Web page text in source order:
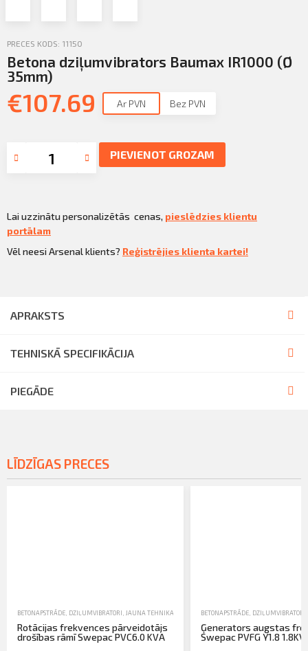
Iziet
PIETEIKTIES
PRECES KODS: 11150
Betona dziļumvibrators Baumax IR1000 (Ø
35mm)
€107.69 Ar PVN Bez PVN
PIEVIENOT GROZAM
Lai uzzinātu personalizētās cenas, pieslēdzies klientu
portālam
Vēl neesi Arsenal klients? Reģistrējies klienta kartei!
APRAKSTS
TEHNISKĀ SPECIFIKĀCIJA
PIEGĀDE
LĪDZĪGAS PRECES
BETONAPSTRĀDE DZIĻUMVIBRATORI JAUNA TEHNIKA
Rotācijas frekvences pārveidotājs
drošības rāmī Swepac PVC6.0 KVA
BETONAPSTRĀDE, DZIĻUMVIBRATORI
Ģenerators augstas
Swepac PVFG Y1.8